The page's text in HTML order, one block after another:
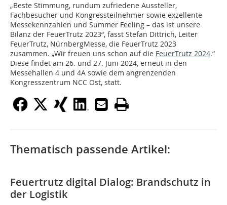
„Beste Stimmung, rundum zufriedene Aussteller,
Fachbesucher und Kongressteilnehmer sowie exzellente
Messekennzahlen und Summer Feeling – das ist unsere
Bilanz der FeuerTrutz 2023“, fasst Stefan Dittrich, Leiter
FeuerTrutz, NürnbergMesse, die FeuerTrutz 2023
zusammen. „Wir freuen uns schon auf die FeuerTrutz 2024.“
Diese findet am 26. und 27. Juni 2024, erneut in den
Messehallen 4 und 4A sowie dem angrenzenden
Kongresszentrum NCC Ost, statt.
Thematisch passende Artikel:
Feuertrutz digital Dialog: Brandschutz in
der Logistik